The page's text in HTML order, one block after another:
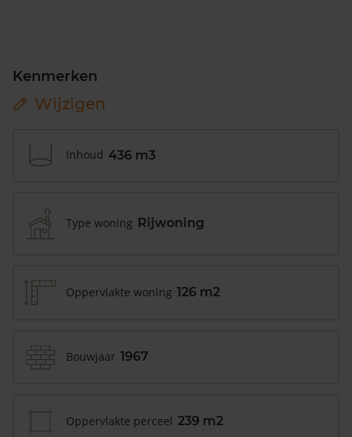
Kenmerken
Wijzigen
Inhoud 436 m3
Type woning Rijwoning
Oppervlakte woning 126 m2
Bouwjaar 1967
Oppervlakte perceel 239 m2